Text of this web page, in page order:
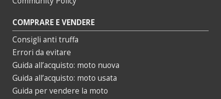
COMPRARE E VENDERE
Consigli anti truffa
Errori da evitare
Guida all’acquisto: moto nuova
Guida all’acquisto: moto usata
Guida per vendere la moto